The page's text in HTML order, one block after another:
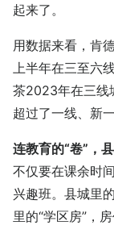
起来了。
用数据来看，肯
上半年在三至六
茶2023年在三线
超过了一线、新
连教育的“卷”，
不仅要在课余时
兴趣班。县城里
里的“学区房”，